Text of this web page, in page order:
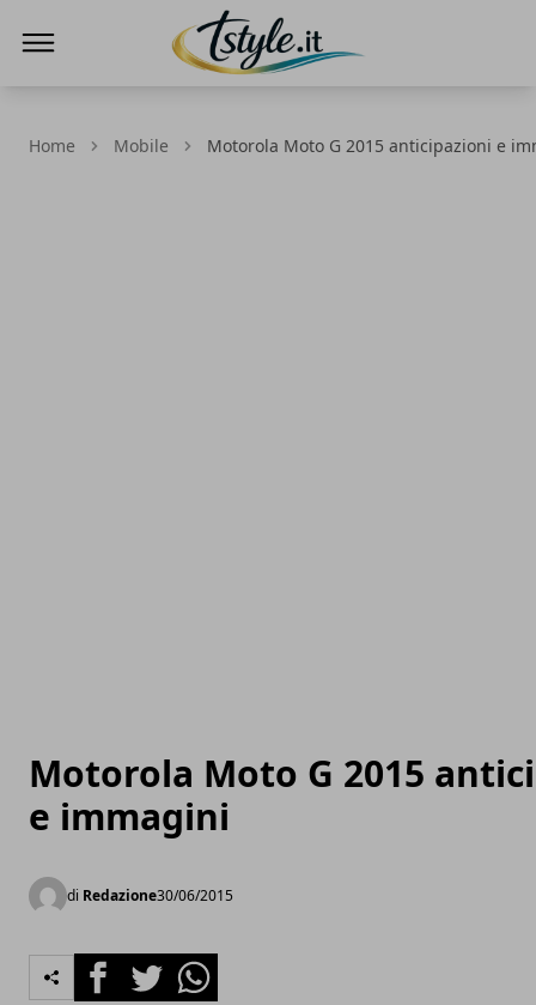
Home Mobile Motorola Moto G 2015 anticipazioni e
Motorola Moto G 2015
e immagini
di Redazione30/06/2015
FacebookTwitterWhatsapp